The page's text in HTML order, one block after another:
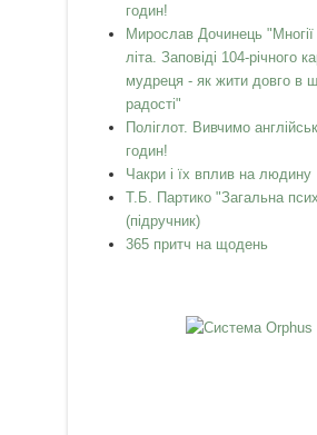
годин!
Мирослав Дочинець "Многії
літа. Заповіді 104-річного
мудреця - як жити довго в
радості"
Поліглот. Вивчимо
годин!
Чакри і їх вплив на людину
Т.Б. Партико "Загальна
(підручник)
365 притч на щодень